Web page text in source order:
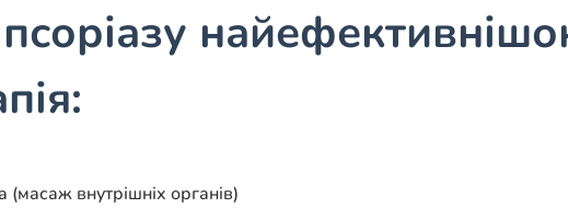
псоріазу
(масаж внутрішніх органів)